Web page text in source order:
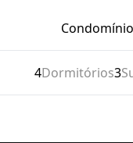
4Dormitórios3